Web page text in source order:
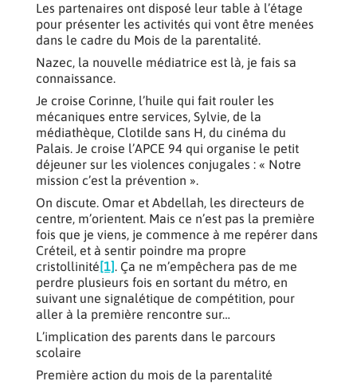
Les partenaires ont disposé leur table à l’étage
pour présenter les activités qui vont être menées
dans le cadre du Mois de la parentalité.
Nazec, la nouvelle médiatrice est là, je fais sa
connaissance.
Je croise Corinne, l’huile qui fait rouler les
mécaniques entre services, Sylvie, de la
médiathèque, Clotilde sans H, du cinéma du
Palais. Je croise l’APCE 94 qui organise le petit
déjeuner sur les violences conjugales : « Notre
mission c’est la prévention ».
On discute. Omar et Abdellah, les directeurs de
centre, m’orientent. Mais ce n’est pas la première
fois que je viens, je commence à me repérer dans
Créteil, et à sentir poindre ma propre
cristollinité[1]. Ça ne m’empêchera pas de me
perdre plusieurs fois en sortant du métro, en
suivant une signalétique de compétition, pour
aller à la première rencontre sur…
L’implication des parents dans le parcours
scolaire
Première action du mois de la parentalité